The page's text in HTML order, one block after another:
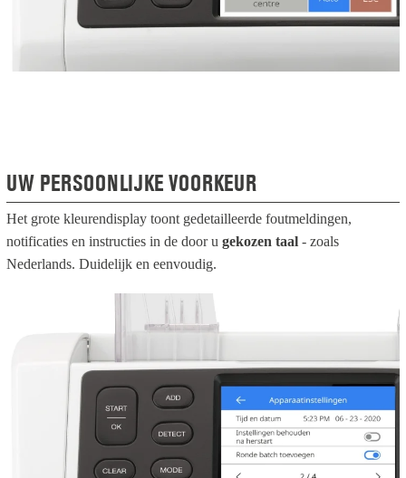
UW PERSOONLIJKE VOORKEUR
Het grote kleurendisplay toont gedetailleerde foutmeldingen,
notificaties en instructies in de door u gekozen taal - zoals
Nederlands. Duidelijk en eenvoudig.